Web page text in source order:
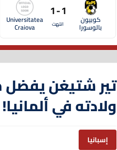
كوبيون
بالوسورا
1 - 1
انتهت Universitatea
Craiova
تير شتيغن يفضل
ولادته في ألمانيا!
إسبانيا